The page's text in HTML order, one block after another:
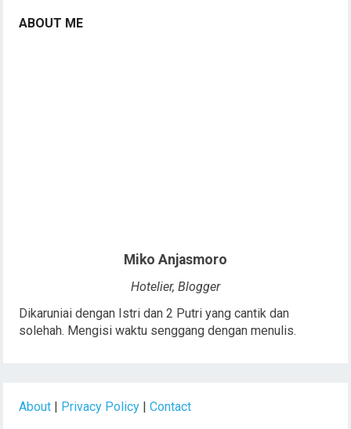
ABOUT ME
Miko Anjasmoro
Hotelier, Blogger
Dikaruniai dengan Istri dan 2 Putri yang cantik dan
solehah. Mengisi waktu senggang dengan menulis.
About Privacy Policy |Contact